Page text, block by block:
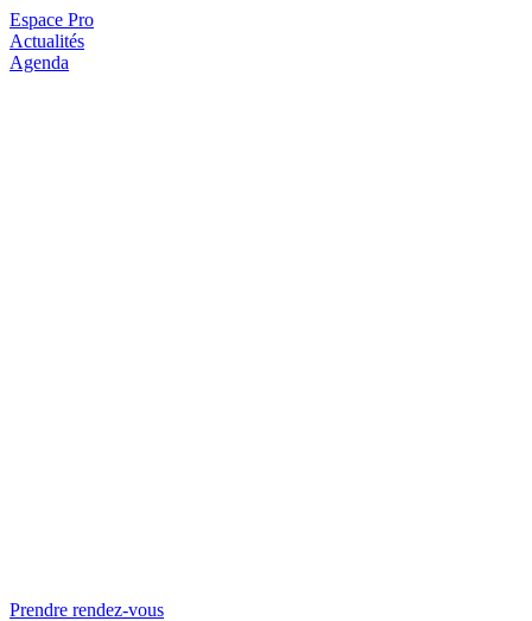
Espace Pro
Actualités
Agenda
Prendre rendez-vous